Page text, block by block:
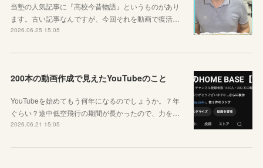
当塾の人気記事に『高校今昔物語』というものがあり
ます。古い記事なんですが、今回それを動画で復活…
2026.06.25 15:05
200本の動画作成で見えたYouTubeのこと
YouTubeを始めてもう何年になるのでしょうか。７年
ぐらい？途中低空飛行の期間が長かったので、力を…
2026.06.21 15:05